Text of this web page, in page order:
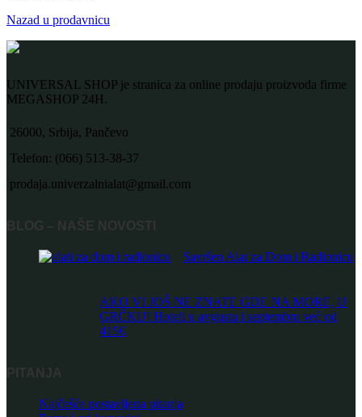
Nazad u prodavnicu
UNIVERSAL SHOP je stranica za online prodaju proizvoda firme
MEGASHOP 24H.
26000, Srbija, Pančevo
Telefon: (066) 513-38-37
prodaja.univerzalnialat@gmail.com
BLOG – NAŠE NOVOSTI
Savršen Alat za Dom i Radionicu
AKO VI JOŠ NE ZNATE GDE NA MORE, U
GRČKU! Hoteli u avgustu i septembru već od
415€
PITANJA
Najčešće postavljena pitanja